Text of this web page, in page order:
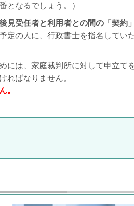
となるでしょう。）
見受任者と利用者との間の「契約」
定の人に、行政書士を指名してい
には、家庭裁判所に対して申立て
ればなりません。
。